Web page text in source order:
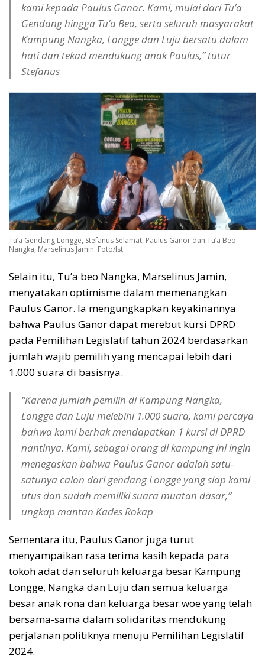
kami kepada Paulus Ganor. Kami, mulai dari Tu’a
Gendang hingga Tu’a Beo, serta seluruh masyarakat
Kampung Nangka, Longge dan Luju bersatu dalam
hati dan tekad mendukung anak Paulus,” tutur
Stefanus
Tu’a Gendang Longge, Stefanus Selamat, Paulus Ganor dan Tu’a Beo
Nangka, Marselinus Jamin. Foto/Ist
Selain itu, Tu’a beo Nangka, Marselinus Jamin,
menyatakan optimisme dalam memenangkan
Paulus Ganor. Ia mengungkapkan keyakinannya
bahwa Paulus Ganor dapat merebut kursi DPRD
pada Pemilihan Legislatif tahun 2024 berdasarkan
jumlah wajib pemilih yang mencapai lebih dari
1.000 suara di basisnya.
“Karena jumlah pemilih di Kampung Nangka,
Longge dan Luju melebihi 1.000 suara, kami percaya
bahwa kami berhak mendapatkan 1 kursi di DPRD
nantinya. Kami, sebagai orang di kampung ini ingin
menegaskan bahwa Paulus Ganor adalah satu-
satunya calon dari gendang Longge yang siap kami
utus dan sudah memiliki suara muatan dasar,”
ungkap mantan Kades Rokap
Sementara itu, Paulus Ganor juga turut
menyampaikan rasa terima kasih kepada para
tokoh adat dan seluruh keluarga besar Kampung
Longge, Nangka dan Luju dan semua keluarga
besar anak rona dan keluarga besar woe yang telah
bersama-sama dalam solidaritas mendukung
perjalanan politiknya menuju Pemilihan Legislatif
2024.